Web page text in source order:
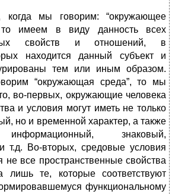
когда мы говорим: “окружающее
то имеем в виду данность всех
свойств и отношений, в
находится данный субъект и
тем или иным образом.
“окружающая среда”, то мы
во-первых, окружающие человека
и условия могут иметь не только
но и временной характер, а также
знаковый,
т.д. Во-вторых, средовые условия
не все пространственные свойства
те, которые соответствуют
функциональному